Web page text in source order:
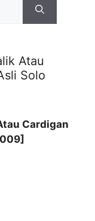
Atau
Solo
Cardigan